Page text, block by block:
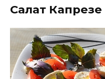
Салат Капрезе